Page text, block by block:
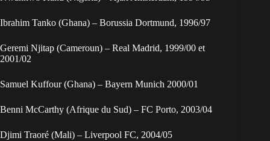
Ibrahim Tanko (Ghana) – Borussia Dortmund, 1996/97
Geremi Njitap (Cameroun) – Real Madrid, 1999/00 et
2001/02
Samuel Kuffour (Ghana) – Bayern Munich 2000/01
Benni McCarthy (Afrique du Sud) – FC Porto, 2003/04
Djimi Traoré (Mali) – Liverpool FC, 2004/05